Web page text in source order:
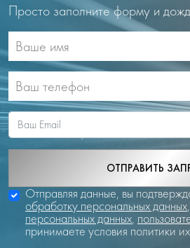
Просто заполните форму и
ОТПРАВИТЬ
Отправляя данные, вы
обработку персональных данных,
персональных данных,
принимаете условия политики